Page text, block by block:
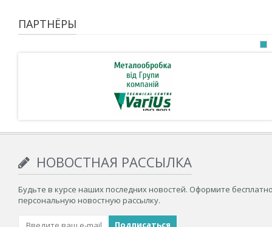
ПАРТНЁРЫ
НОВОСТНАЯ РАССЫЛКА
Будьте в курсе наших последних новостей. Оформите
персональную новостную рассылку.